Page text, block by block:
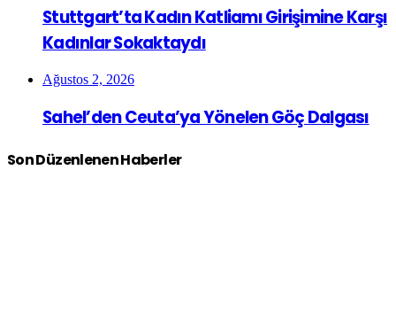
Stuttgart’ta Kadın Katliamı Girişimine Karşı
Kadınlar Sokaktaydı
Ağustos 2, 2026
Sahel’den Ceuta’ya Yönelen Göç Dalgası
Son Düzenlenen Haberler